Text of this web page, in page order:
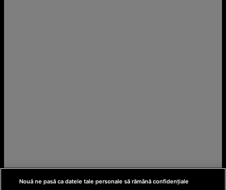
Nouă ne pasă ca datele tale personale să rămână confidențiale